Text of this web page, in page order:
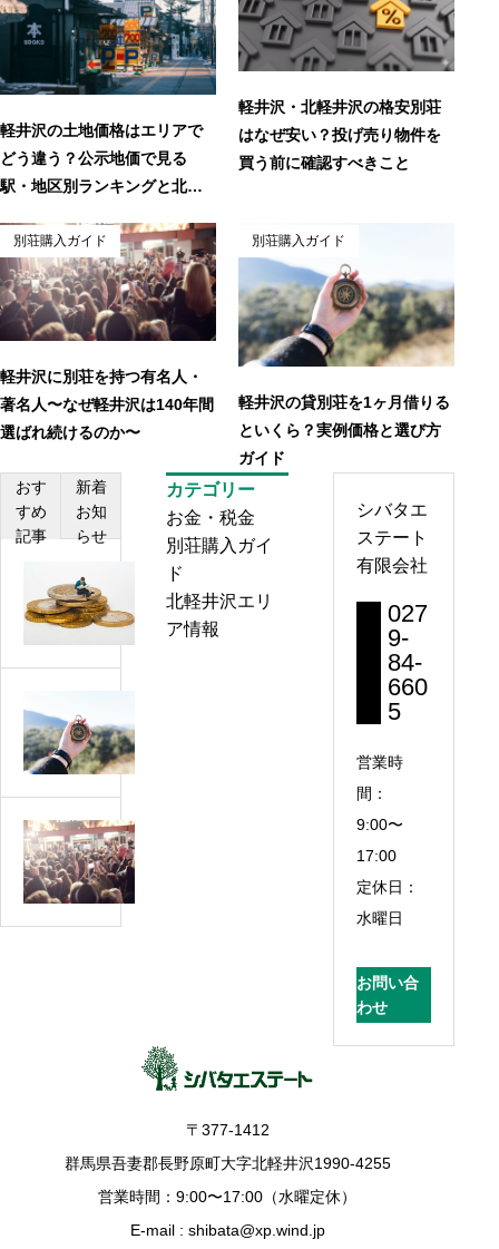
軽井沢の土地価格はエリアで
どう違う？公示地価で見る
駅・地区別ランキングと北軽
軽井沢・北軽井沢の格安別荘
はなぜ安い？投げ売り物件を
買う前に確認すべきこと
別荘購入ガイド
軽井沢に別荘を持つ有名人・
著名人〜なぜ軽井沢は140年間
選ばれ続けるのか〜
別荘購入ガイド
軽井沢の貸別荘を1ヶ月借りる
といくら？実例価格と選び方
ガイド
おす
すめ
記事
新着
お知
らせ
井
沢
ら？
計
法
と
る
と
実
例
つ
有
著
名
人〜
カテゴリー
お金・税金
別荘購入ガイ
ド
北軽井沢エリ
ア情報
シバタエ
ステート
有限会社
027
9-
84-
660
5
営業時
間：
9:00〜
17:00
定休日：
水曜日
お問い合
わせ
〒377-1412
群馬県吾妻郡長野原町大字北軽井沢1990-4255
営業時間：9:00〜17:00（水曜定休）
E-mail : shibata@xp.wind.jp